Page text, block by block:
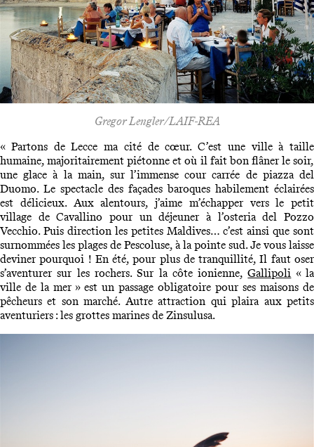
Gregor Lengler/LAIF-REA
« Partons de Lecce ma cité de cœur. C’est une ville à taille
humaine, majoritairement piétonne et où il fait bon flâner le soir,
une glace à la main, sur l’immense cour carrée de piazza del
Duomo. Le spectacle des façades baroques habilement éclairées
est délicieux. Aux alentours, j’aime m’échapper vers le petit
village de Cavallino pour un déjeuner à l’osteria del Pozzo
Vecchio. Puis direction les petites Maldives… c’est ainsi que sont
surnommées les plages de Pescoluse, à la pointe sud. Je vous laisse
deviner pourquoi ! En été, pour plus de tranquillité, Il faut oser
s’aventurer sur les rochers. Sur la côte ionienne,Gallipoli « la
ville de la mer » est un passage obligatoire pour ses maisons de
pêcheurs et son marché. Autre attraction qui plaira aux petits
aventuriers : les grottes marines de Zinsulusa.